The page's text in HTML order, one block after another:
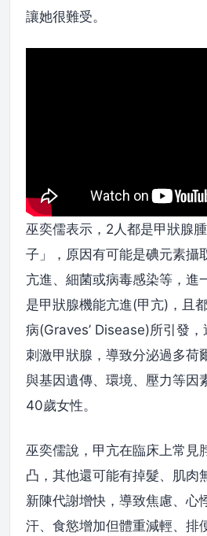
讓她很難受。
巫奕儒表示，2人都是甲狀腺
子」，原因有可能是碘元素攝
亢進、細菌或病毒感染等，進
是甲狀腺機能亢進(甲亢)，且
病(Graves’ Disease)所引發
刺激甲狀腺，導致分泌過多荷
與基因遺傳、環境、壓力等因
40歲女性。
巫奕儒說，甲亢在臨床上常見
凸，其他還可能有掉髮、肌肉
新陳代謝增快，導致焦慮、心
汗、食慾增加但體重減輕、排